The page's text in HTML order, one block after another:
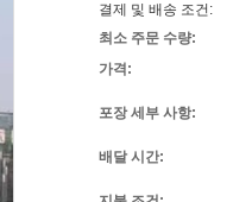
결제 및 배송 조건:
최소 주문 수량:
가격:
포장 세부 사항:
배달 시간: